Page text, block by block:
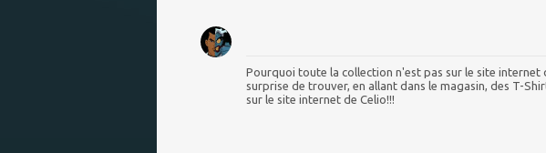
Pourquoi toute la collection n'est pas sur le site internet
surprise de trouver, en allant dans le magasin, des T-
sur le site internet de Celio!!!